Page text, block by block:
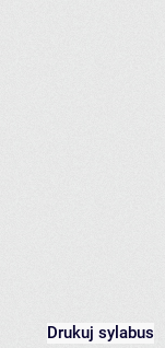
Drukuj sylabus